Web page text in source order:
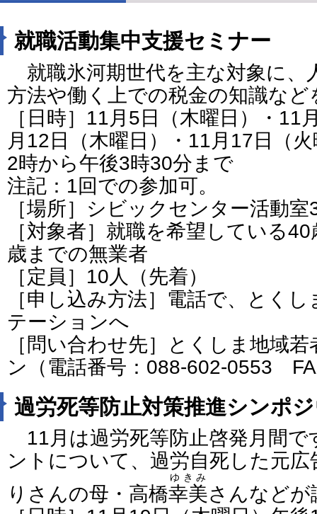
就職活動集中支援セミナー
就職氷河期世代を主な対象に、
方法や働く上での税金の知識など
［日時］11月5日（木曜日）・11
月12日（木曜日）・11月17日（
2時から午後3時30分まで
注記：1回での参加可。
［場所］シビックセンター活動
［対象者］就職を希望している
歳までの無業者
［定員］10人（先着）
［申し込み方法］電話で、とく
テーションへ
［問い合わせ先］とくしま地域
ン（電話番号：088-602-0553
過労死等防止対策推進シンポ
11月は過労死等防止啓発月間で
ントについて、過労自死した元
りさんの母・高橋幸美
ゆきみ
さんなどが